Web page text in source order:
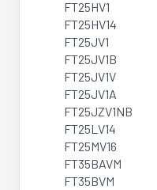
FT25HV1
FT25HV14
FT25JV1
FT25JV1B
FT25JV1V
FT25JV1A
FT25JZV1NB
FT25LV14
FT25MV16
FT35BAVM
FT35BVM